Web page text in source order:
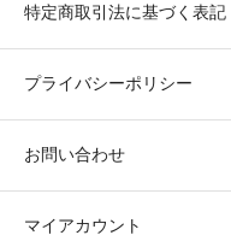
特定商取引法に基づく表記
プライバシーポリシー
お問い合わせ
マイアカウント